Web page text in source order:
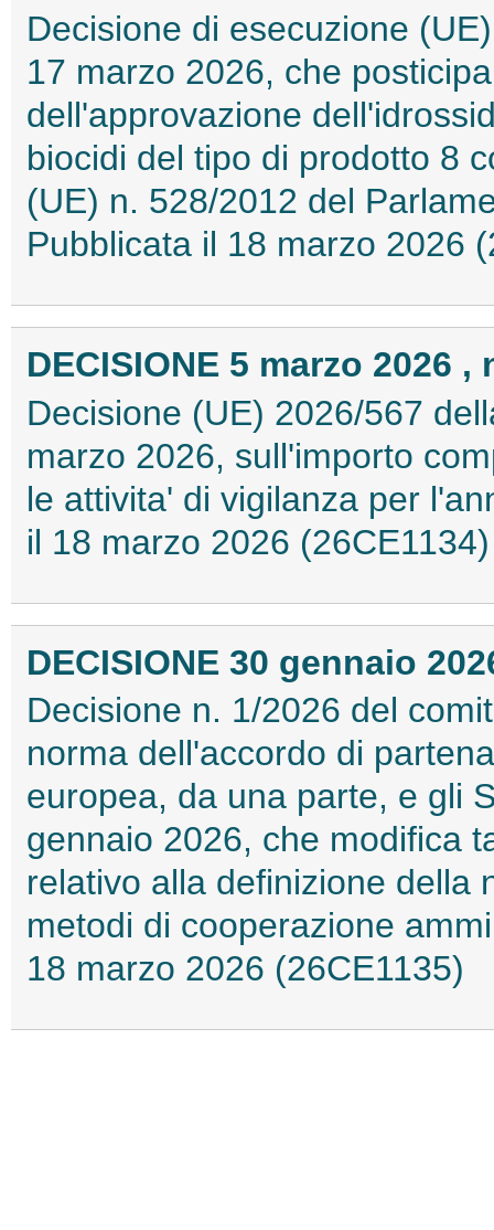
Decisione di esecuzione
17 marzo 2026, che
dell'approvazione
biocidi del tipo di prodotto 8
(UE) n. 528/2012 del
Pubblicata il 18 marzo 2026
DECISIONE 5 marzo 2026 ,
Decisione (UE) 2026/567
marzo 2026, sull'importo
le attivita' di vigilanza per
il 18 marzo 2026 (26CE1134)
DECISIONE 30 gennaio
Decisione n. 1/2026 del
norma dell'accordo di
europea, da una parte, e gli
gennaio 2026, che modifica
relativo alla definizione della
metodi di cooperazione
18 marzo 2026 (26CE1135)